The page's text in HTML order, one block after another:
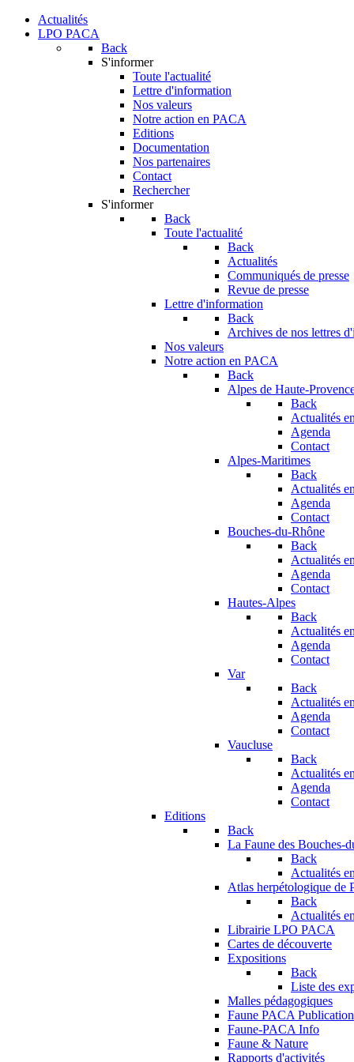
Actualités
LPO PACA
Back
S'informer
Toute l'actualité
Lettre d'information
Nos valeurs
Notre action en PACA
Editions
Documentation
Nos partenaires
Contact
Rechercher
S'informer
Back
Toute l'actualité
Back
Actualités
Communiqués de presse
Revue de presse
Lettre d'information
Back
Archives de nos lettres
Nos valeurs
Notre action en PACA
Back
Alpes de Haute-
Back
Actualités
Agenda
Contact
Alpes-Maritimes
Back
Actualités
Agenda
Contact
Bouches-du-Rhône
Back
Actualités
Agenda
Contact
Hautes-Alpes
Back
Actualités
Agenda
Contact
Var
Back
Actualités
Agenda
Contact
Vaucluse
Back
Actualités
Agenda
Contact
Editions
Back
La Faune des Bouches-
Back
Actualités
Atlas herpétologique de
Back
Actualités
Librairie LPO PACA
Cartes de découverte
Expositions
Back
Liste des
Malles pédagogiques
Faune PACA Publication
Faune-PACA Info
Faune & Nature
Rapports d'activités